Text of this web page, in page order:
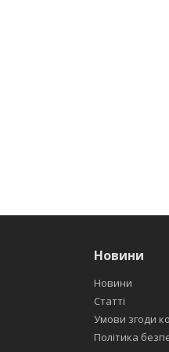
Новини
Новини
Статті
Умови згоди
Політика